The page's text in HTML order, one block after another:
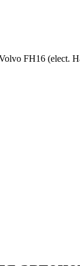
FH16 (elect.